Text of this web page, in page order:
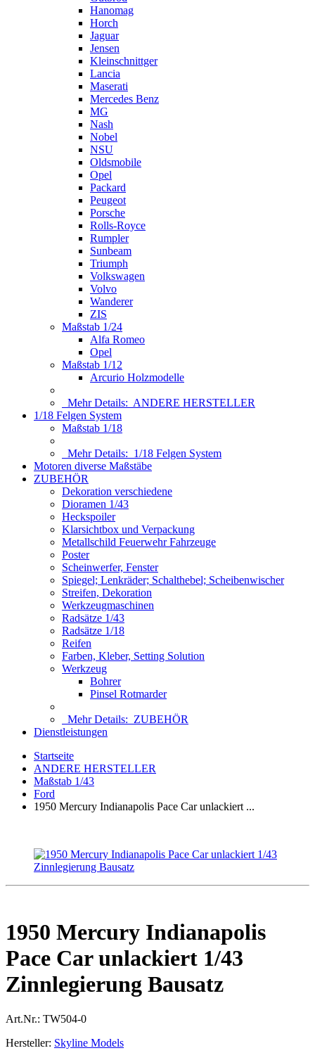
Hanomag
Horch
Jaguar
Jensen
Kleinschnittger
Lancia
Maserati
Mercedes Benz
MG
Nash
Nobel
NSU
Oldsmobile
Opel
Packard
Peugeot
Porsche
Rolls-Royce
Rumpler
Sunbeam
Triumph
Volkswagen
Volvo
Wanderer
ZIS
Maßstab 1/24
Alfa Romeo
Opel
Maßstab 1/12
Arcurio Holzmodelle
Mehr Details: ANDERE HERSTELLER
1/18 Felgen System
Maßstab 1/18
Mehr Details: 1/18 Felgen System
Motoren diverse Maßstäbe
ZUBEHÖR
Dekoration verschiedene
Dioramen 1/43
Heckspoiler
Klarsichtbox und Verpackung
Metallschild Feuerwehr Fahrzeuge
Poster
Scheinwerfer, Fenster
Spiegel; Lenkräder; Schalthebel; Scheibenwischer
Streifen, Dekoration
Werkzeugmaschinen
Radsätze 1/43
Radsätze 1/18
Reifen
Farben, Kleber, Setting Solution
Werkzeug
Bohrer
Pinsel Rotmarder
Mehr Details: ZUBEHÖR
Dienstleistungen
Startseite
ANDERE HERSTELLER
Maßstab 1/43
Ford
1950 Mercury Indianapolis Pace Car unlackiert ...
1950 Mercury Indianapolis
Pace Car unlackiert 1/43
Zinnlegierung Bausatz
Art.Nr.: TW504-0
Hersteller: Skyline Models